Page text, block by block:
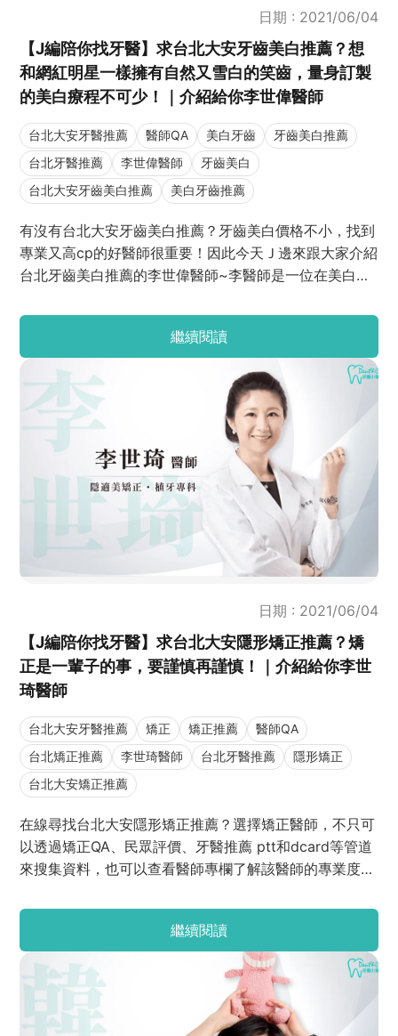
日期 : 2021/06/04
【J編陪你找牙醫】求台北大安牙齒美白推薦？想
和網紅明星一樣擁有自然又雪白的笑齒，量身訂製
的美白療程不可少！｜介紹給你李世偉醫師
台北大安牙醫推薦 醫師QA 美白牙齒
牙齒美白推薦
台北牙醫推薦
李世偉醫師
牙齒美白
台北大安牙齒美白推薦
美白牙齒推薦
有沒有台北大安牙齒美白推薦？牙齒美白價格不小，找到
專業又高cp的好醫師很重要！因此今天Ｊ邊來跟大家介紹
台北牙齒美白推薦的李世偉醫師~李醫師是一位在美白貼
美國的牙醫學院裡接受過非常嚴格的訓練，是一位技術與
經驗兼備的好醫師呢！現在就來一起看看李醫師的一些分
享吧~
繼續閱讀
日期 : 2021/06/04
【J編陪你找牙醫】求台北大安隱形矯正推薦？矯
正是一輩子的事，要謹慎再謹慎！｜介紹給你李世
琦醫師
台北大安牙醫推薦 矯正 矯正推薦
醫師QA
台北矯正推薦
李世琦醫師 台北牙醫推薦
隱形矯正
台北大安矯正推薦
在線尋找台北大安隱形矯正推薦？選擇矯正醫師，不只可
以透過矯正QA、民眾評價、牙醫推薦 ptt和dcard等管道
來搜集資料，也可以查看醫師專欄了解該醫師的專業度
「李世琦醫師」的醫師專欄~認真負責的李醫師是位令人
安心又值得信任的好醫師，想矯正的朋友不要錯過囉~
繼續閱讀